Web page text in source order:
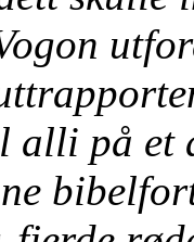
alli på et